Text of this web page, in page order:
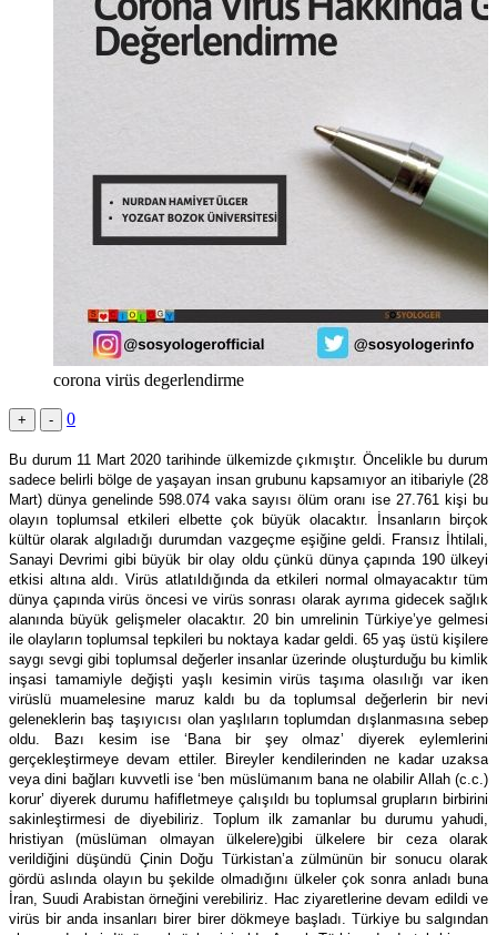
corona virüs degerlendirme
+ - 0
Bu durum 11 Mart 2020 tarihinde ülkemizde çıkmıştır. Öncelikle bu durum
sadece belirli bölge de yaşayan insan grubunu kapsamıyor an itibariyle (28
Mart) dünya genelinde 598.074 vaka sayısı ölüm oranı ise 27.761 kişi bu
olayın toplumsal etkileri elbette çok büyük olacaktır. İnsanların birçok
kültür olarak algıladığı durumdan vazgeçme eşiğine geldi. Fransız İhtilali,
Sanayi Devrimi gibi büyük bir olay oldu çünkü dünya çapında 190 ülkeyi
etkisi altına aldı. Virüs atlatıldığında da etkileri normal olmayacaktır tüm
dünya çapında virüs öncesi ve virüs sonrası olarak ayrıma gidecek sağlık
alanında büyük gelişmeler olacaktır. 20 bin umrelinin Türkiye’ye gelmesi
ile olayların toplumsal tepkileri bu noktaya kadar geldi. 65 yaş üstü kişilere
saygı sevgi gibi toplumsal değerler insanlar üzerinde oluşturduğu bu kimlik
inşasi tamamiyle değişti yaşlı kesimin virüs taşıma olasılığı var iken
virüslü muamelesine maruz kaldı bu da toplumsal değerlerin bir nevi
geleneklerin baş taşıyıcısı olan yaşlıların toplumdan dışlanmasına sebep
oldu. Bazı kesim ise ‘Bana bir şey olmaz’ diyerek eylemlerini
gerçekleştirmeye devam ettiler. Bireyler kendilerinden ne kadar uzaksa
veya dini bağları kuvvetli ise ‘ben müslümanım bana ne olabilir Allah (c.c.)
korur’ diyerek durumu hafifletmeye çalışıldı bu toplumsal grupların birbirini
sakinleştirmesi de diyebiliriz. Toplum ilk zamanlar bu durumu yahudi,
hristiyan (müslüman olmayan ülkelere)gibi ülkelere bir ceza olarak
verildiğini düşündü Çinin Doğu Türkistan’a zülmünün bir sonucu olarak
gördü aslında olayın bu şekilde olmadığını ülkeler çok sonra anladı buna
İran, Suudi Arabistan örneğini verebiliriz. Hac ziyaretlerine devam edildi ve
virüs bir anda insanları birer birer dökmeye başladı. Türkiye bu salgından